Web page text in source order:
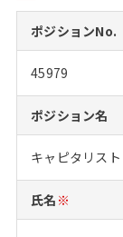
MBAからのFAQ
MBA留学生数の推
インターン受入企
MBAを生かす求人
年齢と年収の相関図
よくある面接
外資系／面接攻略
転職成功への4つ
キャリアに効く一
注目企業インタビ
キャリアフォーラ
プロ経営者の特別
Career Talk Live
採用情報
パブリシティ
ニュースリリース
ポジションNo.
45979
ポジション名
キャピタリス
氏名 ※